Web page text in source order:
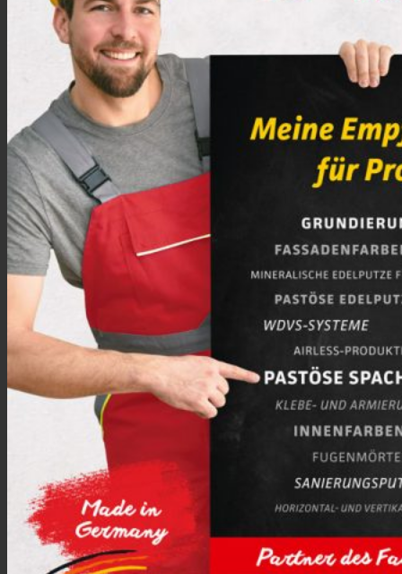
Alle Produkte
Spezialanwendungen
KLEBE- UND ARMIERUNGSMÖRTEL (KAM)